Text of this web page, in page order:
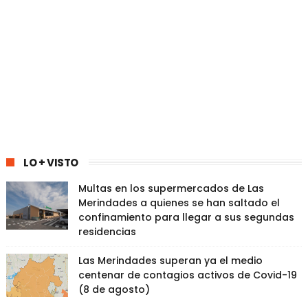
LO + VISTO
Multas en los supermercados de Las
Merindades a quienes se han saltado el
confinamiento para llegar a sus segundas
residencias
Las Merindades superan ya el medio
centenar de contagios activos de Covid-19
(8 de agosto)